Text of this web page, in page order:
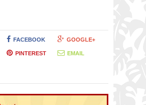
FACEBOOK GOOGLE+
PINTEREST EMAIL